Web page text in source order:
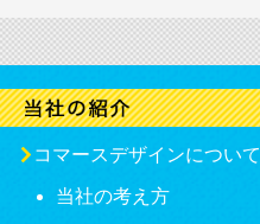
コマースデザインについて
当社の考え方